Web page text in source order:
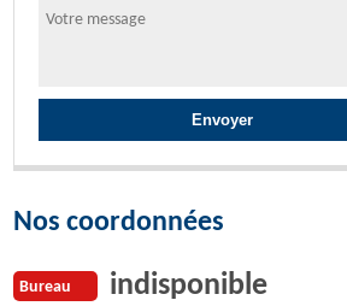
Nos coordonnées
Bureau indisponible